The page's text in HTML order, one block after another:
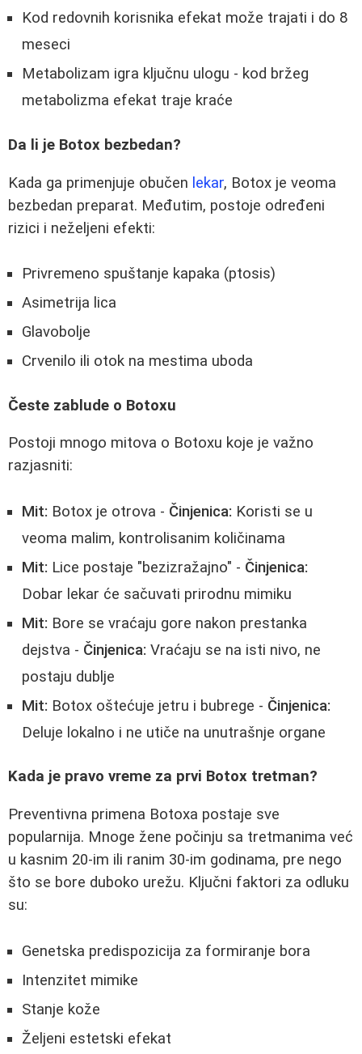
Kod redovnih korisnika efekat može trajati i do 8
meseci
Metabolizam igra ključnu ulogu - kod bržeg
metabolizma efekat traje kraće
Da li je Botox bezbedan?
Kada ga primenjuje obučen lekar, Botox je veoma
bezbedan preparat. Međutim, postoje određeni
rizici i neželjeni efekti:
Privremeno spuštanje kapaka (ptosis)
Asimetrija lica
Glavobolje
Crvenilo ili otok na mestima uboda
Česte zablude o Botoxu
Postoji mnogo mitova o Botoxu koje je važno
razjasniti:
Mit: Botox je otrova - Činjenica: Koristi se u
veoma malim, kontrolisanim količinama
Mit: Lice postaje "bezizražajno" - Činjenica:
Dobar lekar će sačuvati prirodnu mimiku
Mit: Bore se vraćaju gore nakon prestanka
dejstva - Činjenica: Vraćaju se na isti nivo, ne
postaju dublje
Mit: Botox oštećuje jetru i bubrege - Činjenica:
Deluje lokalno i ne utiče na unutrašnje organe
Kada je pravo vreme za prvi Botox tretman?
Preventivna primena Botoxa postaje sve
popularnija. Mnoge žene počinju sa tretmanima već
u kasnim 20-im ili ranim 30-im godinama, pre nego
što se bore duboko urežu. Ključni faktori za odluku
su:
Genetska predispozicija za formiranje bora
Intenzitet mimike
Stanje kože
Željeni estetski efekat